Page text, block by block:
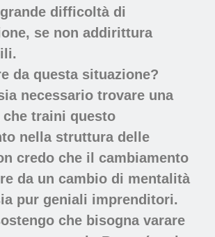
difficoltà di
se non addirittura
da questa situazione?
necessario trovare una
che traini questo
nella struttura delle
credo che il cambiamento
da un cambio di mentalità
pur geniali imprenditori.
che bisogna varare